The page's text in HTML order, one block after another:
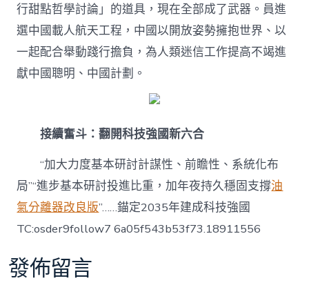
行甜點哲學討論」的道具，現在全部成了武器。員進
選中國載人航天工程，中國以開放姿勢擁抱世界、以
一起配合舉動踐行擔負，為人類迷信工作提高不竭進
獻中國聰明、中國計劃。
接續奮斗：翻開科技強國新六合
“加大力度基本研討計謀性、前瞻性、系統化布
局”“進步基本研討投進比重，加年夜持久穩固支撐油
氣分離器改良版”……錨定2035年建成科技強國
TC:osder9follow7 6a05f543b53f73.18911556
發佈留言